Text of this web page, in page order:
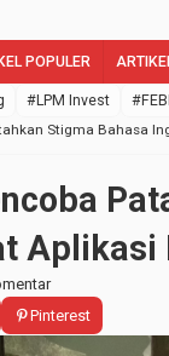
POPULER
#LPM Invest
Stigma Bahasa
Aplikasi
Pinterest